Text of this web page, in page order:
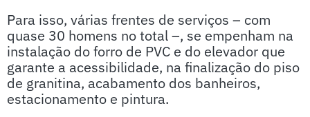
Para isso, várias frentes de serviços – com
quase 30 homens no total –, se empenham na
instalação do forro de PVC e do elevador que
garante a acessibilidade, na finalização do piso
de granitina, acabamento dos banheiros,
estacionamento e pintura.